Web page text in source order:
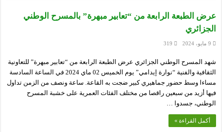
عرض الطبعة الرابعة من “تعابير مبهرة” بالمسرح الوطني
الجزائري
9 مايو، 2024 319
شهد المسرح الوطني الجزائري عرض الطبعة الرابعة من “تعابير مبهرة” للتعاونية
الثقافية والفنية “نوارة إيدامي” يوم الخميس 02 ماي 2024 في الساعة السادسة
مساءا وسط حضور جماهيري كبير ضجت به القاعة. ساعة ونصف من الزمن تداول
فيها أزيد من سبعين راقصا من مختلف الفئات العمرية على خشبة المسرح
الوطني، جسدوا …
أكمل القراءة »